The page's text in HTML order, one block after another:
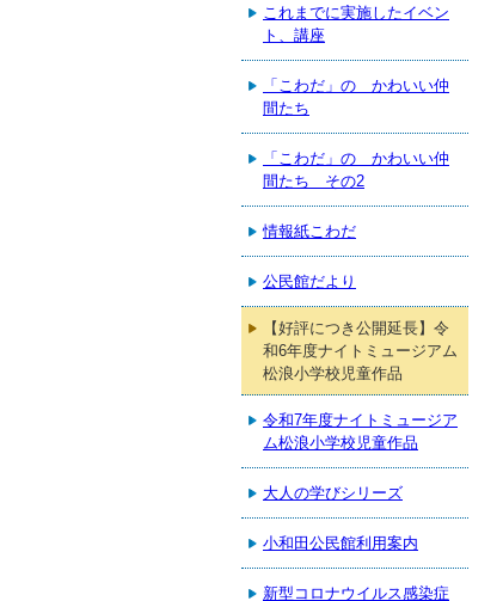
これまでに実施したイベン
ト、講座
「こわだ」の かわいい仲
間たち
「こわだ」の かわいい仲
間たち その2
情報紙こわだ
公民館だより
【好評につき公開延長】令
和6年度ナイトミュージアム
松浪小学校児童作品
令和7年度ナイトミュージア
ム松浪小学校児童作品
大人の学びシリーズ
小和田公民館利用案内
新型コロナウイルス感染症